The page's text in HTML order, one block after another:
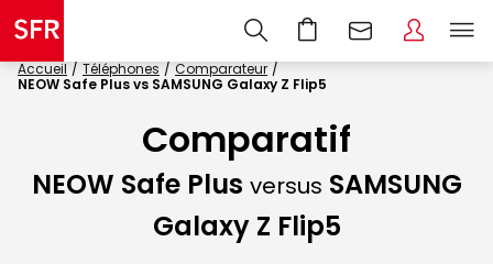
Accueil Téléphones
Comparateur
NEOW Safe Plus vs SAMSUNG Galaxy Z Flip5
Comparatif
NEOW Safe Plus versus SAMSUNG
Galaxy Z Flip5